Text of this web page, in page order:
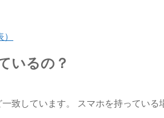
いるの？
致しています。 スマホを持っている